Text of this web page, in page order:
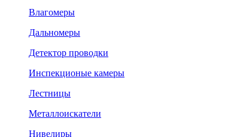
Влагомеры
Дальномеры
Детектор проводки
Инспекционые камеры
Лестницы
Металлоискатели
Нивелиры